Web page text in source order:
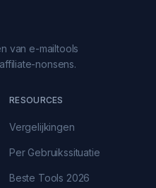
van e-mailtools
nonsens.
RESOURCES
Vergelijkingen
Per Gebruikssituatie
Beste Tools 2026